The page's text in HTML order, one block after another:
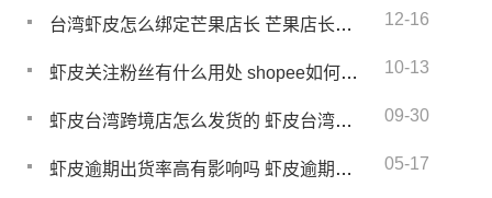
台湾虾皮怎么绑定芒果店长 芒果店长怎么一键铺货到虾皮 12-16
虾皮关注粉丝有什么用处 shopee如何增加粉丝 10-13
虾皮台湾跨境店怎么发货的 虾皮台湾站发货流程 09-30
虾皮逾期出货率高有影响吗 虾皮逾期出货率如何降低 05-17